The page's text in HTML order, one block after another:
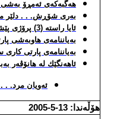
هه‌گبه‌كه‌ی ئه‌مڕۆ به‌شی (3) – كێ به‌ڕێز عه‌بدوڵڵا ئۆجه‌لانی كرد به‌ تیرۆریست. . . ئه‌. كه‌مال
به‌ری شۆڕش. . . دلێر
ئایا راسته‌ (3) پرۆژی پێشنیار كراو هه‌یه‌ بۆ ده‌ستووری هه‌رێم. . . نیاز گه‌ڵاڵی
به‌یاننامه‌ی هاوبه‌شی
به‌یاننامه‌ی پارتی
ئاهه‌نگێك له‌ هانۆڤه‌ر
ئه‌ویان مرد. .
هۆڵه‌ندا: 13-5-2005